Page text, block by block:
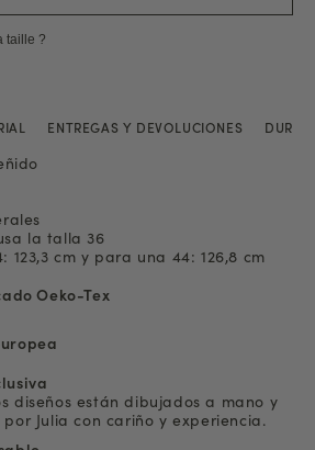
taille ?
ENTREGAS Y DEVOLUCIONES
la talla 36
cm y para una 44: 126,8 cm
Oeko-Tex
diseños están dibujados a mano y
Julia con cariño y experiencia.